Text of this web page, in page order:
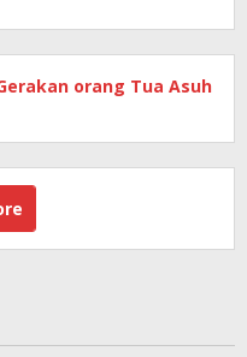
orang Tua Asuh